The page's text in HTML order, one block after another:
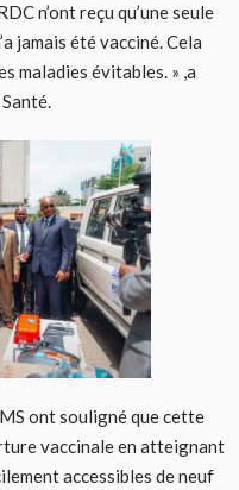
n’ont reçu qu’une seule
jamais été vacciné. Cela
maladies évitables. » ,a
ont souligné que cette
vaccinale en atteignant
accessibles de neuf